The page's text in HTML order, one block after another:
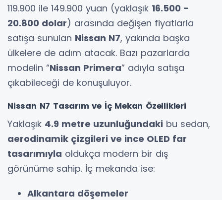
119.900 ile 149.900 yuan (yaklaşık 16.500 -
20.800 dolar) arasında değişen fiyatlarla
satışa sunulan Nissan N7, yakında başka
ülkelere de adım atacak. Bazı pazarlarda
modelin “Nissan Primera” adıyla satışa
çıkabileceği de konuşuluyor.
Nissan N7 Tasarım ve İç Mekan Özellikleri
Yaklaşık 4.9 metre uzunluğundaki bu sedan,
aerodinamik çizgileri ve ince OLED far
tasarımıyla oldukça modern bir dış
görünüme sahip. İç mekanda ise:
Alkantara döşemeler